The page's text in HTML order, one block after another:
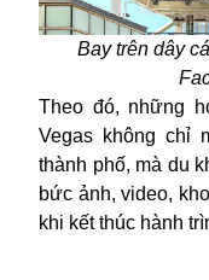
Bay trên dây
Theo đó, những
Vegas không chỉ
thành phố, mà du
bức ảnh, video,
khi kết thúc hành